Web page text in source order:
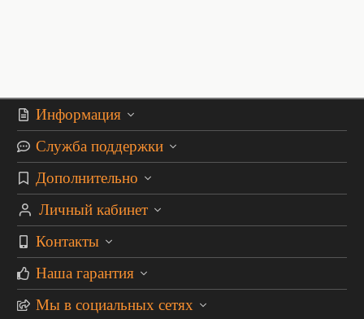
Информация
Служба поддержки
Дополнительно
Личный кабинет
Контакты
Наша гарантия
Мы в социальных сетях